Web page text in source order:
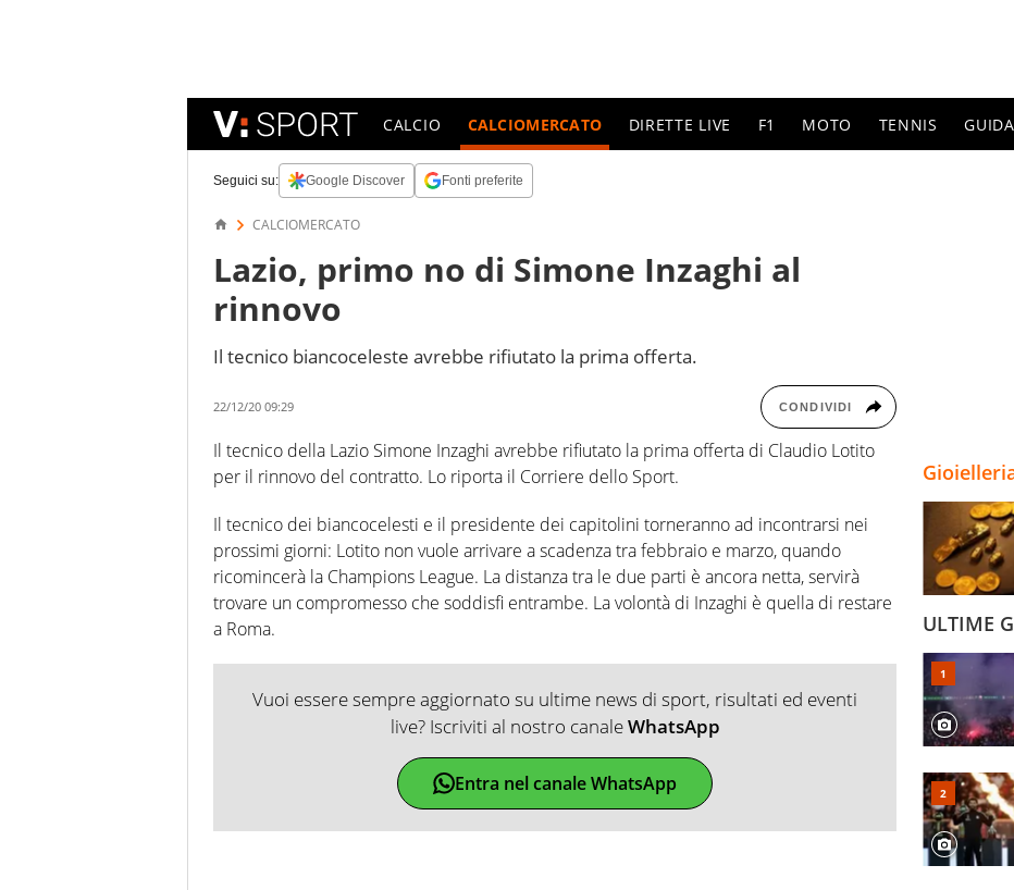
CALCIO CALCIOMERCATO DIRETTE LIVE F1 MOTO TENNIS
Seguici su: Google Discover Fonti preferite
CALCIOMERCATO
Lazio, primo no di Simone Inzaghi al
rinnovo
Il tecnico biancoceleste avrebbe rifiutato la prima offerta.
22/12/20 09:29 CONDIVIDI
Il tecnico della Lazio Simone Inzaghi avrebbe rifiutato la prima offerta di Claudio Lotito
per il rinnovo del contratto. Lo riporta il Corriere dello Sport.
Il tecnico dei biancocelesti e il presidente dei capitolini torneranno ad incontrarsi nei
prossimi giorni: Lotito non vuole arrivare a scadenza tra febbraio e marzo, quando
ricomincerà la Champions League. La distanza tra le due parti è ancora netta, servirà
trovare un compromesso che soddisfi entrambe. La volontà di Inzaghi è quella di restare
a Roma.
Vuoi essere sempre aggiornato su ultime news di sport, risultati ed eventi
live? Iscriviti al nostro canaleWhatsApp
Entra nel canale WhatsApp
ULTIME